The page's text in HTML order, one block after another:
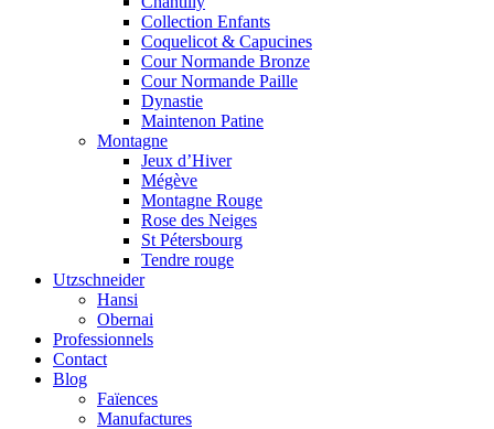
Collection Enfants
Coquelicot & Capucines
Cour Normande Bronze
Cour Normande Paille
Dynastie
Maintenon Patine
Montagne
Jeux d’Hiver
Mégève
Montagne Rouge
Rose des Neiges
St Pétersbourg
Tendre rouge
Utzschneider
Hansi
Obernai
Professionnels
Contact
Blog
Faïences
Manufactures